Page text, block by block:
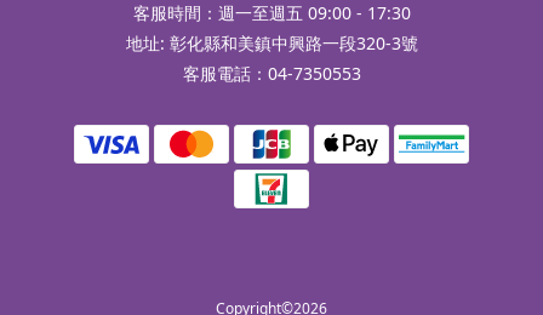
客服時間：週一至週五 09:00 - 17:30
地址: 彰化縣和美鎮中興路一段320-3號
客服電話：04-7350553
Copyright©2026